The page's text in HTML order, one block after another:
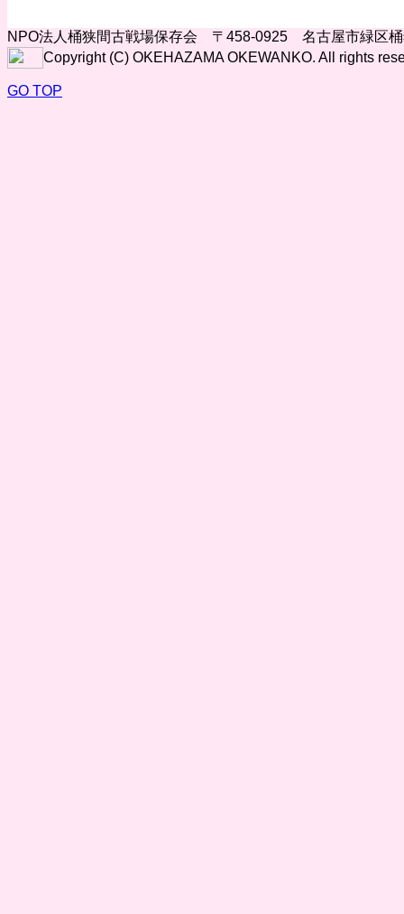
NPO法人桶狭間古戦場保存会 〒458-0925 名古屋市緑区桶
Copyright (C) OKEHAZAMA OKEWANKO. All rights
GO TOP